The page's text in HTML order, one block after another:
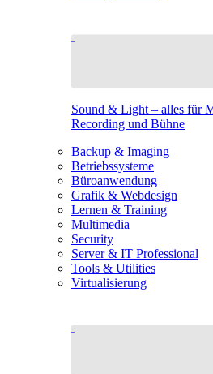
Sound & Light – alles für
Recording und Bühne
Backup & Imaging
Betriebssysteme
Büroanwendung
Grafik & Webdesign
Lernen & Training
Multimedia
Security
Server & IT Professional
Tools & Utilities
Virtualisierung